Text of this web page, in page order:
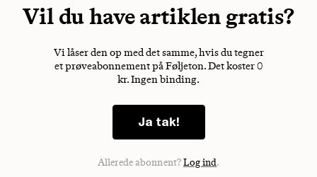
Vil du have artiklen gratis?
Vi låser den op med det samme, hvis du tegner
et prøveabonnement på Føljeton. Det koster 0
kr. Ingen binding.
Ja tak!
Allerede abonnent?Log ind.